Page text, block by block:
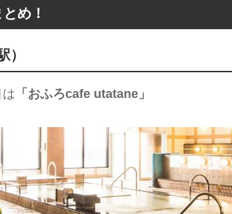
め！
）
「おふろcafe utatane」